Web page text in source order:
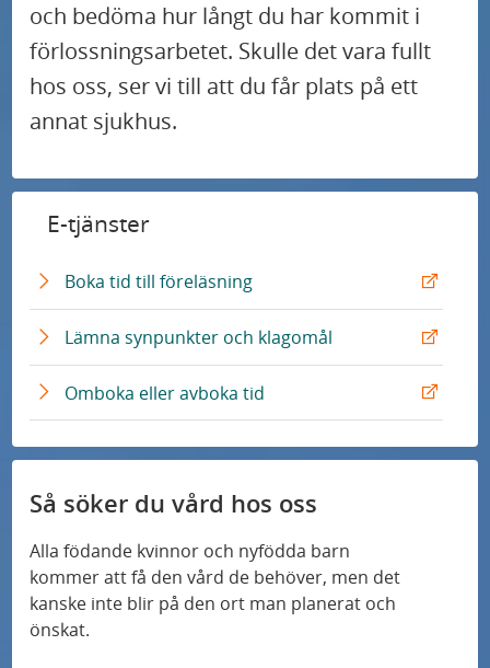
och bedöma hur långt du har kommit i
förlossningsarbetet. Skulle det vara fullt
hos oss, ser vi till att du får plats på ett
annat sjukhus.
E-tjänster
Boka tid till föreläsningE
x
t
e
r
ä
k
Lämna synpunkter och klagomål
x
e
r
n
n
k
Omboka eller avboka tid
x
t
r
L
ä
n
Så söker du vård hos oss
Alla födande kvinnor och nyfödda barn
kommer att få den vård de behöver, men det
kanske inte blir på den ort man planerat och
önskat.